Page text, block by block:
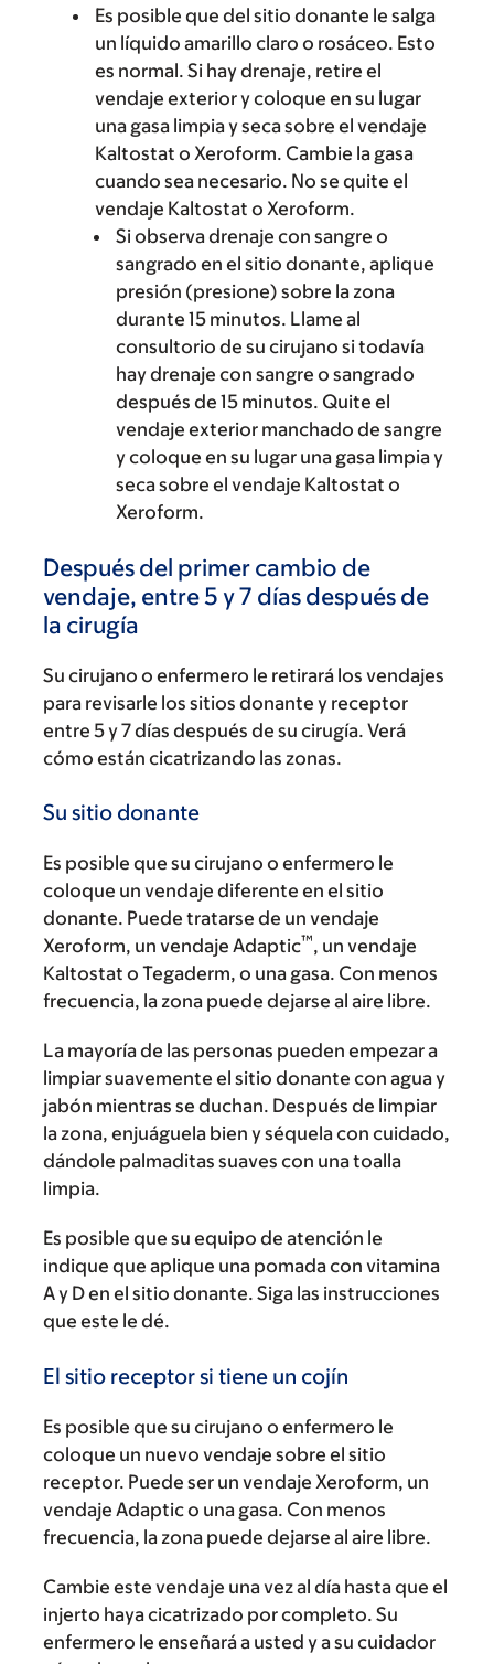
Es posible que del sitio donante le salga
un líquido amarillo claro o rosáceo. Esto
es normal. Si hay drenaje, retire el
vendaje exterior y coloque en su lugar
una gasa limpia y seca sobre el vendaje
Kaltostat o Xeroform. Cambie la gasa
cuando sea necesario. No se quite el
vendaje Kaltostat o Xeroform.
Si observa drenaje con sangre o
sangrado en el sitio donante, aplique
presión (presione) sobre la zona
durante 15 minutos. Llame al
consultorio de su cirujano si todavía
hay drenaje con sangre o sangrado
después de 15 minutos. Quite el
vendaje exterior manchado de sangre
y coloque en su lugar una gasa limpia y
seca sobre el vendaje Kaltostat o
Xeroform.
Después del primer cambio de
vendaje, entre 5 y 7 días después de
la cirugía
Su cirujano o enfermero le retirará los vendajes
para revisarle los sitios donante y receptor
entre 5 y 7 días después de su cirugía. Verá
cómo están cicatrizando las zonas.
Su sitio donante
Es posible que su cirujano o enfermero le
coloque un vendaje diferente en el sitio
donante. Puede tratarse de un vendaje
Xeroform, un vendaje Adaptic™, un vendaje
Kaltostat o Tegaderm, o una gasa. Con menos
frecuencia, la zona puede dejarse al aire libre.
La mayoría de las personas pueden empezar a
limpiar suavemente el sitio donante con agua y
jabón mientras se duchan. Después de limpiar
la zona, enjuáguela bien y séquela con cuidado,
dándole palmaditas suaves con una toalla
limpia.
Es posible que su equipo de atención le
indique que aplique una pomada con vitamina
A y D en el sitio donante. Siga las instrucciones
que este le dé.
El sitio receptor si tiene un cojín
Es posible que su cirujano o enfermero le
coloque un nuevo vendaje sobre el sitio
receptor. Puede ser un vendaje Xeroform, un
vendaje Adaptic o una gasa. Con menos
frecuencia, la zona puede dejarse al aire libre.
Cambie este vendaje una vez al día hasta que el
injerto haya cicatrizado por completo. Su
enfermero le enseñará a usted y a su cuidador